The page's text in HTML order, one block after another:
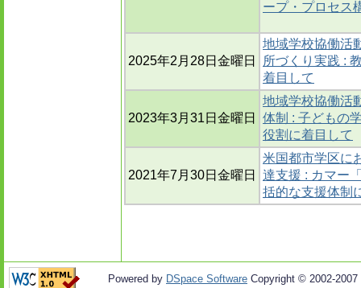
ープ・プロセス
2025年2月28日金曜日
地域学校協働活
所づくり実践 :
着目して
2023年3月31日金曜日
地域学校協働活
体制 : 子どもの
役割に着目して
2021年7月30日金曜日
米国都市学区に
達支援 : カマー
括的な支援体制
Powered by DSpace Software Copyright © 2002-2007